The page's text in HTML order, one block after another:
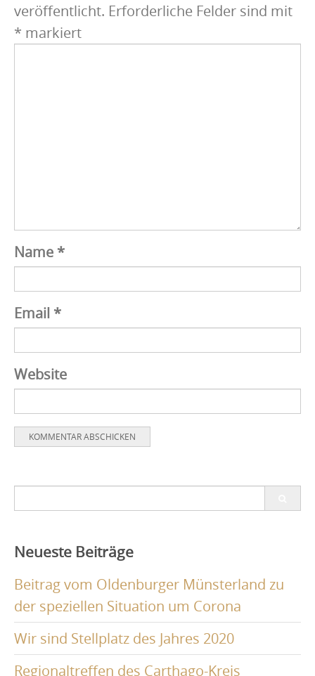
veröffentlicht. Erforderliche Felder sind mit
* markiert
Name *
Email *
Website
Neueste Beiträge
Beitrag vom Oldenburger Münsterland zu
der speziellen Situation um Corona
Wir sind Stellplatz des Jahres 2020
Regionaltreffen des Carthago-Kreis